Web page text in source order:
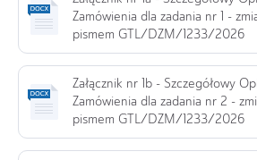
Zamówienia dla zadania nr 1 -
pismem GTL/DZM/1233/2026
Załącznik nr 1b - Szczegółowy
Zamówienia dla zadania nr 2 -
pismem GTL/DZM/1233/2026